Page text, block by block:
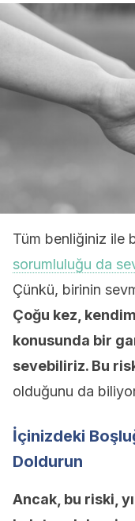
Tüm benliğiniz ile
sorumluluğu da
Çünkü, birinin
Çoğu kez,
konusunda bir
sevebiliriz. Bu
olduğunu da
İçinizdeki
Doldurun
Ancak, bu riski,